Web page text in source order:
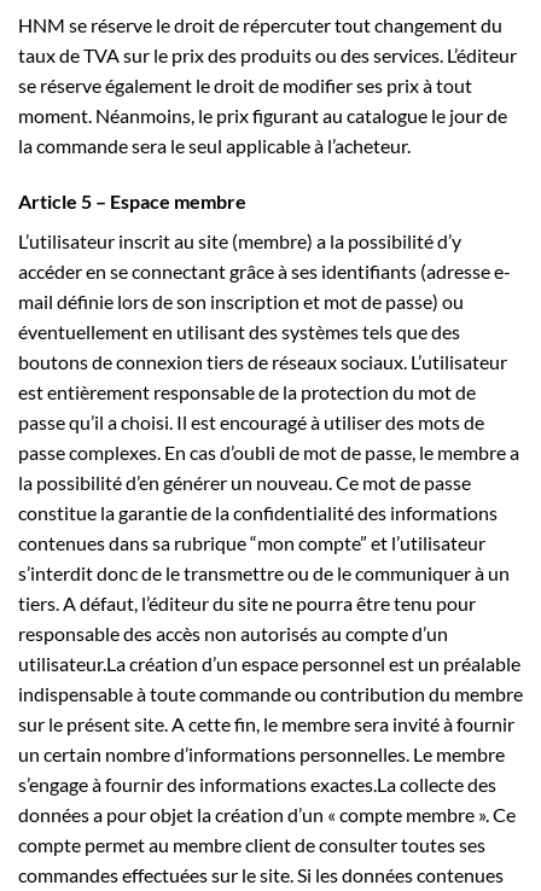
HNM se réserve le droit de répercuter tout changement du
taux de TVA sur le prix des produits ou des services. L’éditeur
se réserve également le droit de modifier ses prix à tout
moment. Néanmoins, le prix figurant au catalogue le jour de
la commande sera le seul applicable à l’acheteur.
Article 5 – Espace membre
L’utilisateur inscrit au site (membre) a la possibilité d’y
accéder en se connectant grâce à ses identifiants (adresse e-
mail définie lors de son inscription et mot de passe) ou
éventuellement en utilisant des systèmes tels que des
boutons de connexion tiers de réseaux sociaux. L’utilisateur
est entièrement responsable de la protection du mot de
passe qu’il a choisi. Il est encouragé à utiliser des mots de
passe complexes. En cas d’oubli de mot de passe, le membre a
la possibilité d’en générer un nouveau. Ce mot de passe
constitue la garantie de la confidentialité des informations
contenues dans sa rubrique “mon compte” et l’utilisateur
s’interdit donc de le transmettre ou de le communiquer à un
tiers. A défaut, l’éditeur du site ne pourra être tenu pour
responsable des accès non autorisés au compte d’un
utilisateur.La création d’un espace personnel est un préalable
indispensable à toute commande ou contribution du membre
sur le présent site. A cette fin, le membre sera invité à fournir
un certain nombre d’informations personnelles. Le membre
s’engage à fournir des informations exactes.La collecte des
données a pour objet la création d’un « compte membre ». Ce
compte permet au membre client de consulter toutes ses
commandes effectuées sur le site. Si les données contenues